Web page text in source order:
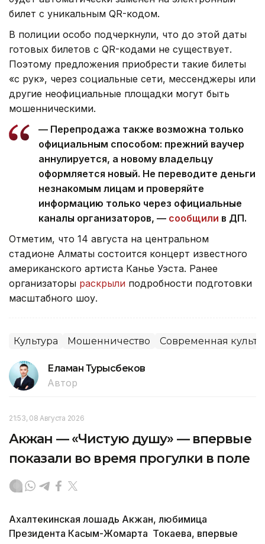
билет с уникальным QR-кодом.
В полиции особо подчеркнули, что до этой даты
готовых билетов с QR-кодами не существует.
Поэтому предложения приобрести такие билеты
«с рук», через социальные сети, мессенджеры или
другие неофициальные площадки могут быть
мошенническими.
— Перепродажа также возможна только
официальным способом: прежний ваучер
аннулируется, а новому владельцу
оформляется новый. Не переводите деньги
незнакомым лицам и проверяйте
информацию только через официальные
каналы организаторов, — сообщили в ДП.
Отметим, что 14 августа на центральном
стадионе Алматы состоится концерт известного
американского артиста Канье Уэста. Ранее
организаторы раскрыли подробности подготовки
масштабного шоу.
Культура Мошенничество Современная
Еламан Турысбеков
Автор
21:53, 08 Августа 2026
Акжан — «Чистую душу» — впервые
показали во время прогулки в поле
Ахалтекинская лошадь Акжан, любимица
Президента Касым-Жомарта Токаева, впервые